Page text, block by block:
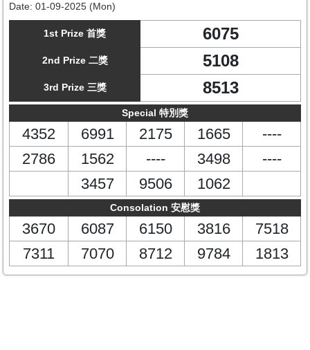
Date: 01-09-2025 (Mon)
1st Prize 首獎 6075
2nd Prize 二獎 5108
3rd Prize 三獎 8513
Special 特別獎
4352 6991 2175 1665
----
2786
1562 ---- 3498
----
3457
9506 1062
Consolation 安慰獎
3670 6087 6150 3816
7518
7311
7070 8712 9784 1813